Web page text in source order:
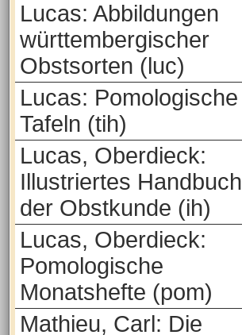
Lucas: Abbildungen
württembergischer
Obstsorten (luc)
Lucas: Pomologische
Tafeln (tih)
Lucas, Oberdieck:
Illustriertes Handbuch
der Obstkunde (ih)
Lucas, Oberdieck:
Pomologische
Monatshefte (pom)
Mathieu, Carl: Die